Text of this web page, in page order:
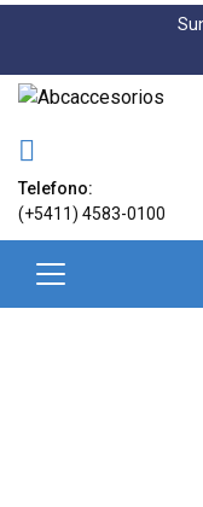
Telefono:
(+5411) 4583-0100